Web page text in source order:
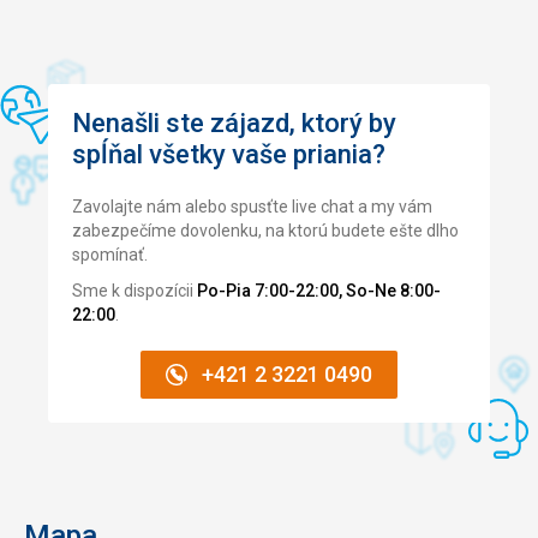
Nenašli ste zájazd, ktorý by
spĺňal všetky vaše priania?
Zavolajte nám alebo spusťte live chat a my vám
zabezpečíme dovolenku, na ktorú budete ešte dlho
spomínať.
Sme k dispozícii Po-Pia 7:00-22:00, So-Ne 8:00-
22:00.
+421 2 3221 0490